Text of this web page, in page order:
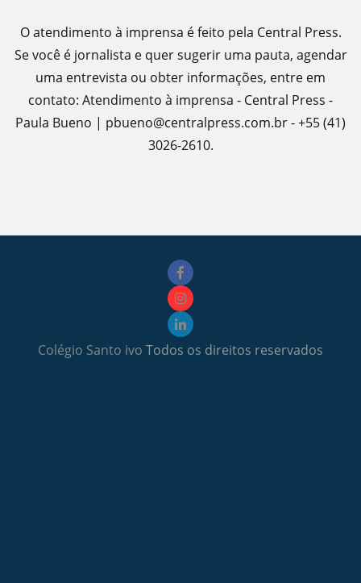
O atendimento à imprensa é feito pela Central Press.
Se você é jornalista e quer sugerir uma pauta, agendar
uma entrevista ou obter informações, entre em
contato: Atendimento à imprensa - Central Press -
Paula Bueno | pbueno@centralpress.com.br - +55 (41)
3026-2610.
Colégio Santo ivo Todos os direitos reservados